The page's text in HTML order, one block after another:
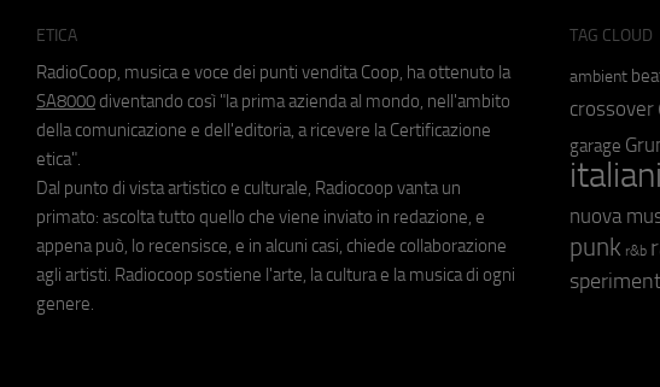
ETICA
RadioCoop, musica e voce dei punti vendita Coop, ha ottenuto la
SA8000 diventando così "la prima azienda al mondo, nell'ambito
della comunicazione e dell'editoria, a ricevere la Certificazione
etica".
Dal punto di vista artistico e culturale, Radiocoop vanta un
primato: ascolta tutto quello che viene inviato in redazione, e
appena può, lo recensisce, e in alcuni casi, chiede collaborazione
agli artisti. Radiocoop sostiene l'arte, la cultura e la musica di ogni
genere.
TAG CLOUD
ambient
crossover
garage
italiani
nuova
punk r&b